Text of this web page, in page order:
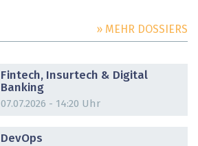
» MEHR DOSSIERS
Fintech, Insurtech & Digital
Banking
07.07.2026 - 14:20 Uhr
DevOps